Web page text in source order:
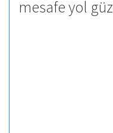
mesafe yol